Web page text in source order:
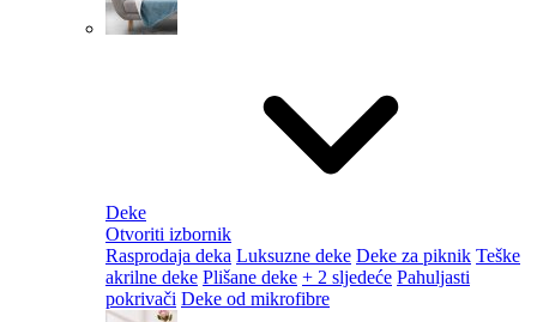
Deke
Otvoriti izbornik
Rasprodaja deka Luksuzne deke Deke za piknik Teške
akrilne deke Plišane deke + 2 sljedeće Pahuljasti
pokrivači Deke od mikrofibre